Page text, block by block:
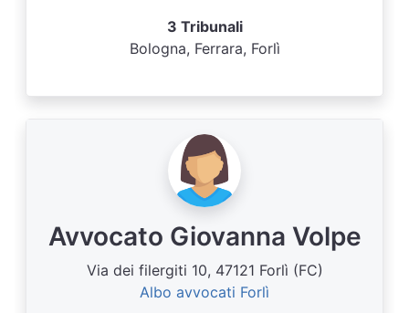
3 Tribunali
Bologna, Ferrara, Forlì
Avvocato Giovanna Volpe
Via dei filergiti 10, 47121 Forlì (FC)
Albo avvocati Forlì